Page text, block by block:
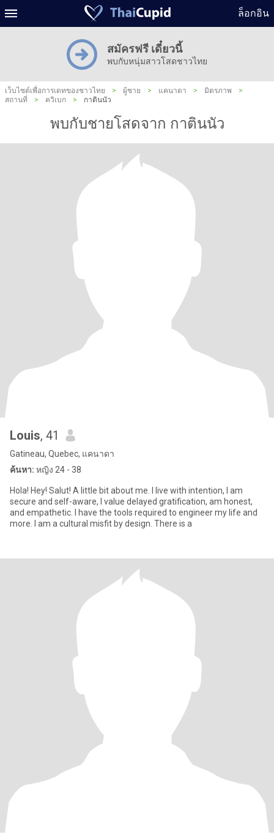
ล็อกอิน
สมัครฟรี เดี๋ยวนี้
พบกับหนุ่มสาวโสดชาวไทย
เว็บไซต์เพื่อการเดทของชาวไทย > ผู้ชาย > แคนาดา > มิตรภาพ
>
สถานที่
> ควิเบก > กาตินนัว
พบกับชายโสดจาก กาตินนัว
Louis, 41
Gatineau, Quebec, แคนาดา
ค้นหา: หญิง 24 - 38
Hola! Hey! Salut! A little bit about me. I live with intention, I am
secure and self-aware, I value delayed gratification, am honest,
and empathetic. I have the tools required to engineer my life and
more. I am a cultural misfit by design. There is a